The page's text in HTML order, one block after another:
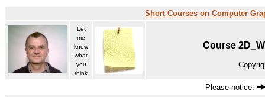
Short Courses on Computer
Let
me
know
what
you
think
Course
Please notice: